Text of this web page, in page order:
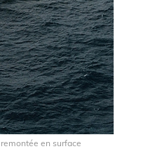
en surface